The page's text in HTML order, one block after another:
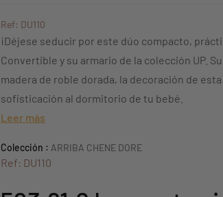
Ref: DU110
¡Déjese seducir por este dúo compacto,
Convertible y su armario de la colección UP.
madera de roble dorada, la decoración de
sofisticación al dormitorio de tu bebé.
Leer más
Colección : ARRIBA CHENE DORE
Ref: DU110